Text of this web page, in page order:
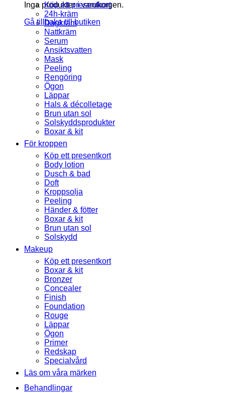
Inga produkter i varukorgen.
Gå tillbaka till butiken
Köp ett presentkort
24h-kräm
Dagkräm
Nattkräm
Serum
Ansiktsvatten
Mask
Peeling
Rengöring
Ögon
Läppar
Hals & décolletage
Brun utan sol
Solskyddsprodukter
Boxar & kit
För kroppen
Köp ett presentkort
Body lotion
Dusch & bad
Doft
Kroppsolja
Peeling
Händer & fötter
Boxar & kit
Brun utan sol
Solskydd
Makeup
Köp ett presentkort
Boxar & kit
Bronzer
Concealer
Finish
Foundation
Rouge
Läppar
Ögon
Primer
Redskap
Specialvård
Läs om våra märken
Behandlingar